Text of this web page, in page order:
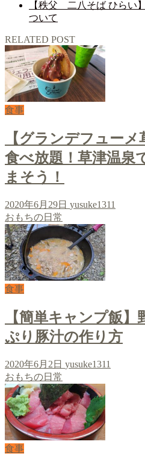
【秩父 二八そば ひらい
ついて
RELATED POST
食事
【グランデフュー
食べ放題！草津温泉
まそう！
2020年6月29日 yusuke1311
おもちの日常
食事
【簡単キャンプ飯
ぷり豚汁の作り方
2020年6月2日 yusuke1311
おもちの日常
食事